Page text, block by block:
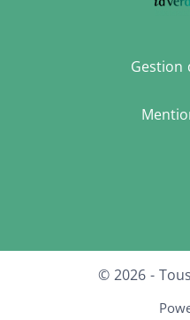
Gestion
© 2026 -